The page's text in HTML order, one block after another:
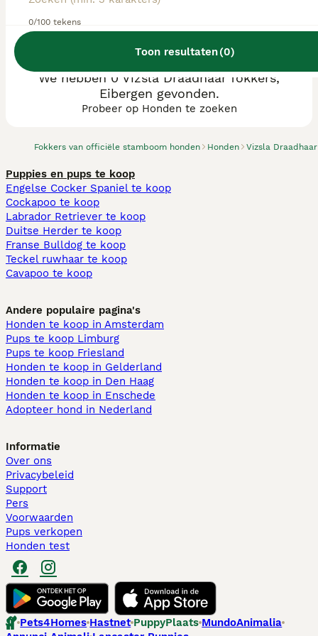
0/100 tekens
Toon resultaten(0)
Fokkers van officiële stamboom honden Honden Vizsla Draadhaar
We hebben 0 Vizsla Draadhaar fokkers,
Eibergen gevonden.
Probeer op Honden te zoeken
Puppies en pups te koop
Engelse Cocker Spaniel te koop
Cockapoo te koop
Labrador Retriever te koop
Duitse Herder te koop
Franse Bulldog te koop
Teckel ruwhaar te koop
Cavapoo te koop
Andere populaire pagina's
Honden te koop in Amsterdam
Pups te koop Limburg​
Pups te koop Friesland​
Honden te koop in Gelderland
Honden te koop in Den Haag
Honden te koop in Enschede
Adopteer hond in Nederland
Informatie
Over ons
Privacybeleid
Support
Pers
Voorwaarden
Pups verkopen
Honden test
Pets4Homes Hastnet PuppyPlaats MundoAnimalia